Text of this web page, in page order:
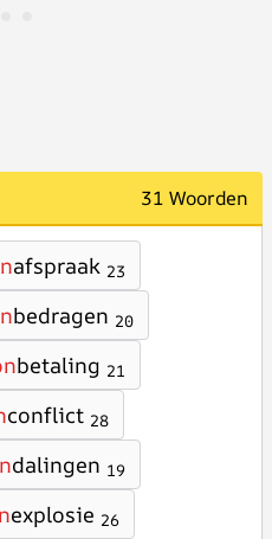
31 Woorden
afspraak 23
bedragen 20
betaling 21
conflict 28
dalingen 19
explosie 26